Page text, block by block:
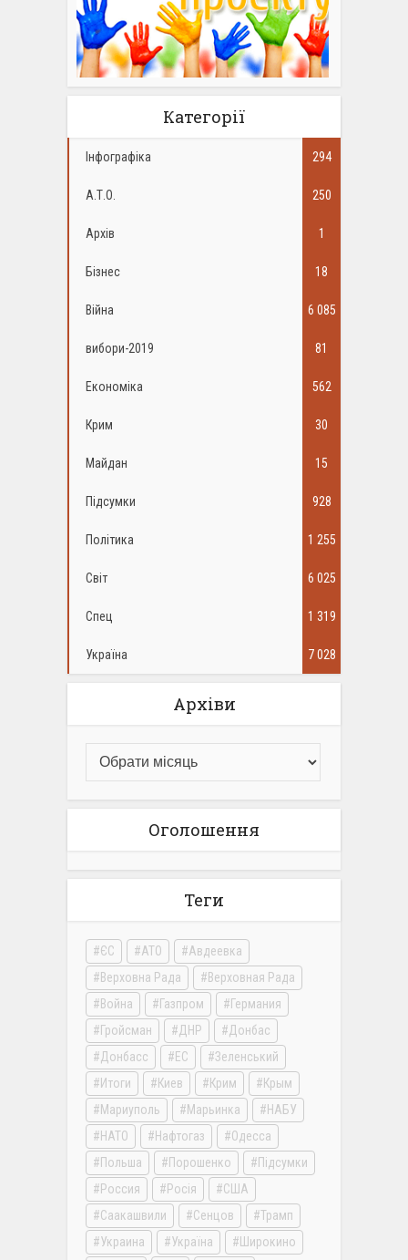
Категорії
Інфографіка 294
А.Т.О. 250
Архів 1
Бізнес 18
Війна 6 085
вибори-2019 81
Економіка 562
Крим 30
Майдан 15
Підсумки 928
Політика 1 255
Світ 6 025
Спец 1 319
Україна 7 028
Архіви
Оголошення
Теги
ЄС АТО
Авдеевка
Верховна Рада
Верховная Рада
Война
Газпром
Германия
Гройсман
ДНР
Донбас
Донбасс
ЕС
Зеленський
Итоги
Киев Крим
Крым
Мариуполь
Марьинка
НАБУ
НАТО
Нафтогаз
Одесса
Польша
Порошенко
Підсумки
Россия
Росія
США
Саакашвили
Сенцов
Трамп
Украина
Україна Широкино